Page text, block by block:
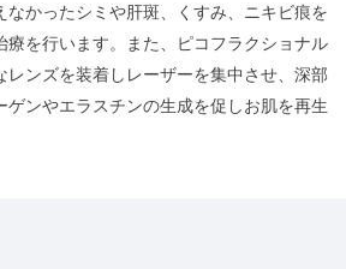
なかったシミや肝斑、くすみ、ニキビ痕を
療を行います。また、ピコフラクショナル
レンズを装着しレーザーを集中させ、深部
ゲンやエラスチンの生成を促しお肌を再生